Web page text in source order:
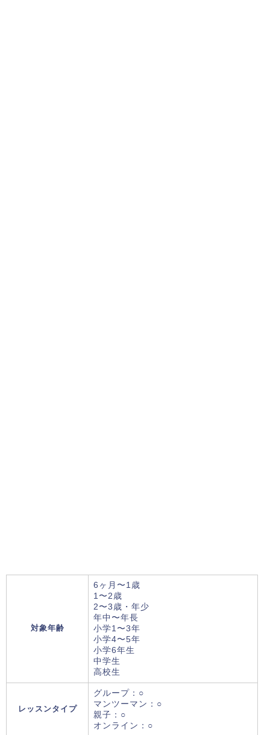
対象年齢
6ヶ月〜1歳
1〜2歳
2〜3歳・年少
年中〜年長
小学1〜3年
小学4〜5年
小学6年生
中学生
高校生
レッスンタイプ
グループ：○
マンツーマン：○
親子：○
オンライン：○